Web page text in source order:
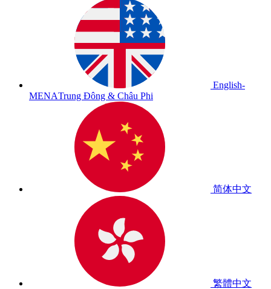
English-
MENATrung Đông & Châu Phi
简体中文
繁體中文